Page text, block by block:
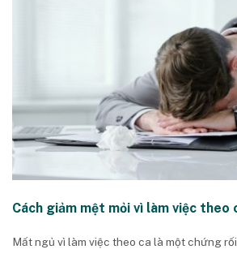
Cách giảm mệt mỏi vì làm việc theo
Mất ngủ vì làm việc theo ca là một chứng